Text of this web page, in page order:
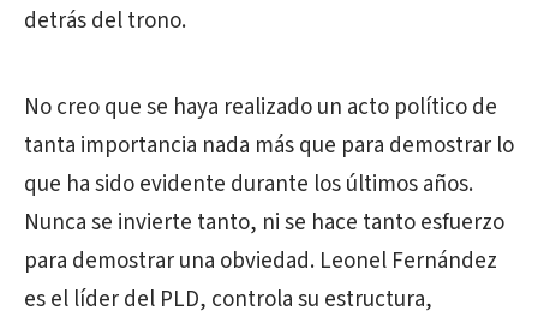
detrás del trono.
No creo que se haya realizado un acto político de
tanta importancia nada más que para demostrar lo
que ha sido evidente durante los últimos años.
Nunca se invierte tanto, ni se hace tanto esfuerzo
para demostrar una obviedad. Leonel Fernández
es el líder del PLD, controla su estructura,